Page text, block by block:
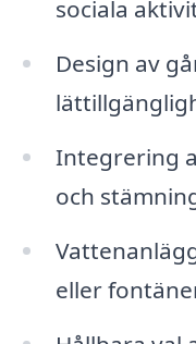
sociala
Design av
Integrering
och
eller